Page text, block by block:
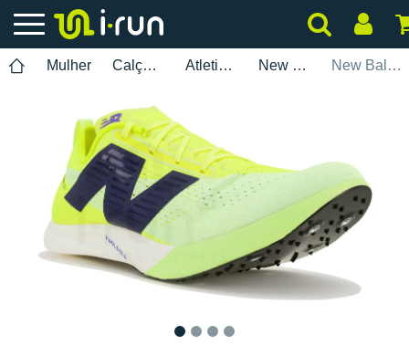
Mulher Calçados Atletismo New Balance New Balance FuelCell SuperComp MD-X V3